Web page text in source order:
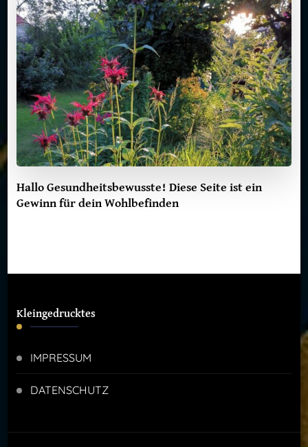
Hallo Gesundheitsbewusste! Diese Seite ist ein
Gewinn für dein Wohlbefinden
Kleingedrucktes
IMPRESSUM
DATENSCHUTZ